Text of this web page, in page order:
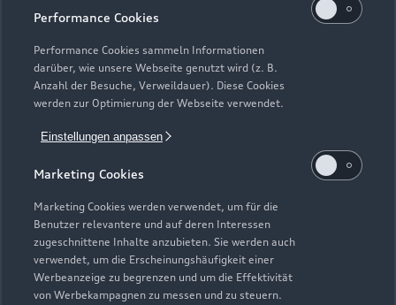
Performance Cookies
Performance Cookies sammeln Informationen
darüber, wie unsere Webseite genutzt wird (z. B.
Anzahl der Besuche, Verweildauer). Diese Cookies
werden zur Optimierung der Webseite verwendet.
Einstellungen anpassen
Marketing Cookies
Marketing Cookies werden verwendet, um für die
Benutzer relevantere und auf deren Interessen
zugeschnittene Inhalte anzubieten. Sie werden auch
verwendet, um die Erscheinungshäufigkeit einer
Werbeanzeige zu begrenzen und um die Effektivität
von Werbekampagnen zu messen und zu steuern.
Elektromodelle
Plug-in-Hybride
Neuwagensuche
Gebrauchtwagensuche
Geschäftskunden
Service & Zubehör
Saisonale Angebote
Audi Services
Garantie
Audi digital services
myAudi
Support
Audi Code
Häufige Fragen (FAQ)
Audi Online Beratung
Über Audi
Unternehmen
Karriere
Investor Relations
© 2026 AUDI AG. Alle Rechte vorbehalten